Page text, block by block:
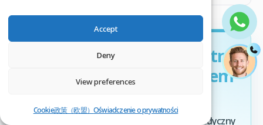
Accept
Deny
View preferences
Cookie政策（欧盟）Oświadczenie o prywatności
Chcesz otrzymać bezpłatną
ocenę przed przeszczepem
Wypełnij krótki formularz. Nasz zespół medyczny